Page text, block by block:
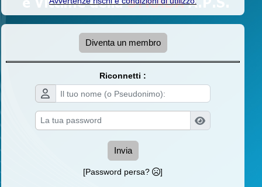
Diventa un membro
Riconnetti :
Invia
[Password persa? ]